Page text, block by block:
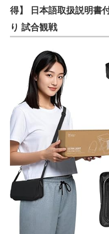
得】 日本語取扱説明書
り 試合観戦